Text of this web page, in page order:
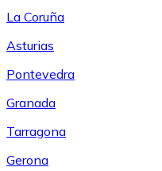
La Coruña
Asturias
Pontevedra
Granada
Tarragona
Gerona